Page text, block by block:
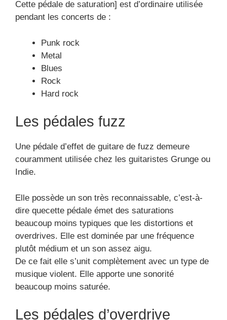
Indie.
dire quecette pédale émet des saturations
beaucoup moins typiques que les distortions et
overdrives. Elle est dominée par une fréquence
plutôt médium et un son assez aigu.
De ce fait elle s’unit complètement avec un type de
beaucoup moins saturée.
Les pédales d’overdrive
Les pédales
lampes.
Cette pédale de guitare est souvent utilisée par les
guitaristes de rock. Elle a un son chaleureux, doté
d’une compression naturelle, elle propose
également d’avoir un son rythmique ou dynamique.
Elle peut s’accorder à une musique agressive car
elle convient bien avec un type de sonorité déjà
influencé par un amplificateurune autre pédale